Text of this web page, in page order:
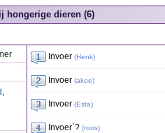
hongerige dieren (6)
,
Invoer (Henk)
Invoer (akoe)
Invoer (Esta)
Invoer`? (roos)